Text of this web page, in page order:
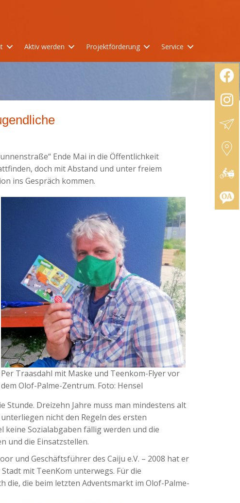
Aktiv werden Projektförderung Service
Ende Mai in die Öffentlichkeit
doch mit Abstand und unter freiem
ins Gespräch kommen.
Per Traasdahl mit Maske und Teenkom-Flyer vor
dem Olof-Palme-Zentrum. Foto: Hensel
Stunde. Dreizehn Jahre muss man mindestens alt
nicht den Regeln des ersten
keine Sozialabgaben fällig werden und die
und die Einsatzstellen.
und Geschäftsführer des Caiju e.V. – 2008 hat er
mit TeenKom unterwegs. Für die
die, die beim letzten Adventsmarkt im Olof-Palme-